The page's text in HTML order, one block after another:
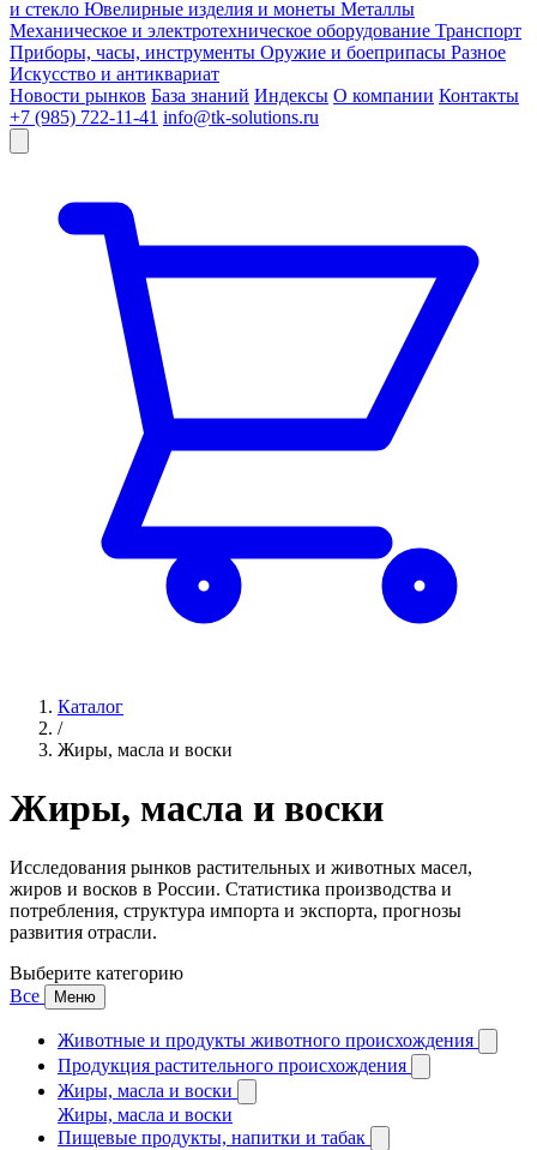
и стекло Ювелирные изделия и монеты Металлы
Механическое и электротехническое оборудование Транспорт
Приборы, часы, инструменты Оружие и боеприпасы Разное
Искусство и антиквариат
Новости рынков База знаний Индексы О компании Контакты
+7 (985) 722-11-41 info@tk-solutions.ru
Каталог
/
Жиры, масла и воски
Жиры, масла и воски
Исследования рынков растительных и животных масел,
жиров и восков в России. Статистика производства и
потребления, структура импорта и экспорта, прогнозы
развития отрасли.
Выберите категорию
Все
Меню
Животные и продукты животного происхождения
Продукция растительного происхождения
Жиры, масла и воски
Жиры, масла и воски
Пищевые продукты, напитки и табак